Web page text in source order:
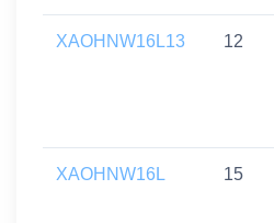
XAOHNW16L13 12
XAOHNW16L 15